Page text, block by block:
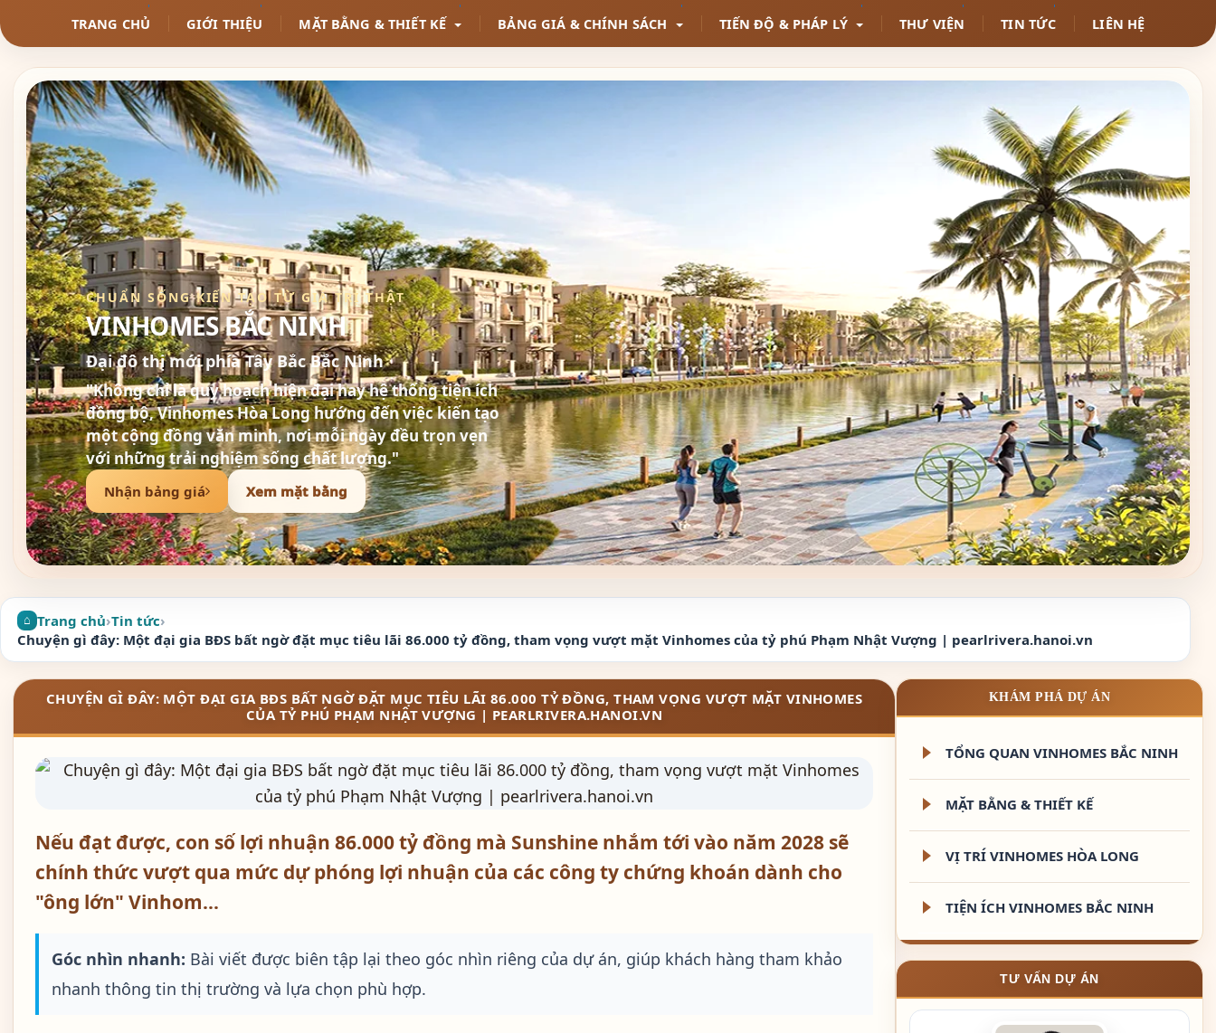
TRANG CHỦ GIỚI THIỆU MẶT BẰNG & THIẾT KẾ BẢNG GIÁ & CHÍNH SÁCH TIẾN ĐỘ & PHÁP LÝ THƯ VIỆN TIN TỨC LIÊN HỆ
CHUẨN SỐNG KIẾN TẠO TỪ GIÁ TRỊ THẬT
VINHOMES BẮC NINH
Đại đô thị mới phía Tây Bắc Bắc Ninh
"Không chỉ là quy hoạch hiện đại hay hệ thống tiện ích
đồng bộ, Vinhomes Hòa Long hướng đến việc kiến tạo
một cộng đồng văn minh, nơi mỗi ngày đều trọn vẹn
với những trải nghiệm sống chất lượng."
Nhận bảng giá Xem mặt bằng
Trang chủ›Tin tức›
Chuyện gì đây: Một đại gia BĐS bất ngờ đặt mục tiêu lãi 86.000 tỷ đồng, tham vọng vượt mặt Vinhomes của tỷ phú Phạm Nhật Vượng | pearlrivera.hanoi.vn
CHUYỆN GÌ ĐÂY: MỘT ĐẠI GIA BĐS BẤT NGỜ ĐẶT MỤC TIÊU LÃI 86.000 TỶ ĐỒNG, THAM VỌNG VƯỢT MẶT VINHOMES
CỦA TỶ PHÚ PHẠM NHẬT VƯỢNG | PEARLRIVERA.HANOI.VN
Nếu đạt được, con số lợi nhuận 86.000 tỷ đồng mà Sunshine nhắm tới vào năm 2028 sẽ
chính thức vượt qua mức dự phóng lợi nhuận của các công ty chứng khoán dành cho
"ông lớn" Vinhom…
Góc nhìn nhanh: Bài viết được biên tập lại theo góc nhìn riêng của dự án, giúp khách hàng tham khảo
nhanh thông tin thị trường và lựa chọn phù hợp.
KHÁM PHÁ DỰ ÁN
TỔNG QUAN VINHOMES BẮC NINH
MẶT BẰNG & THIẾT KẾ
VỊ TRÍ VINHOMES HÒA LONG
TIỆN ÍCH VINHOMES BẮC NINH
TƯ VẤN DỰ ÁN